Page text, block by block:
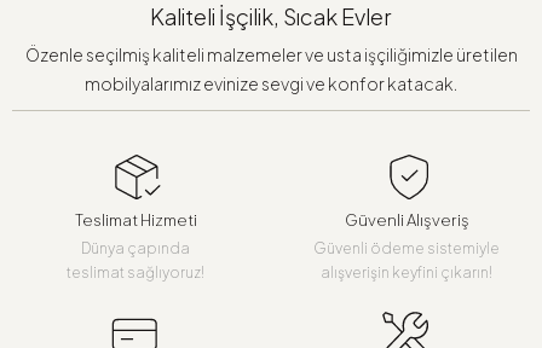
Kaliteli İşçilik, Sıcak Evler
Özenle seçilmiş kaliteli malzemeler ve usta işçiliğimizle üretilen
mobilyalarımız evinize sevgi ve konfor katacak.
Teslimat Hizmeti
Dünya çapında
teslimat sağlıyoruz!
Güvenli Alışveriş
Güvenli ödeme sistemiyle
alışverişin keyfini çıkarın!